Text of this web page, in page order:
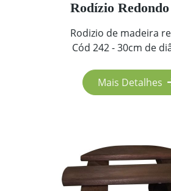
Rodízio
Rodizio de madeira
Cód 242 - 30cm de
Mais Detalhes